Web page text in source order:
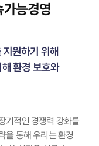
능경영
원하기 위해
환경 보호와
기적인 경쟁력 강화를
을 통해 우리는 환경